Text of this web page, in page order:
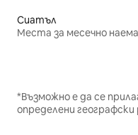
Сиатъл
Места за месечно
*Възможно е да се
определени